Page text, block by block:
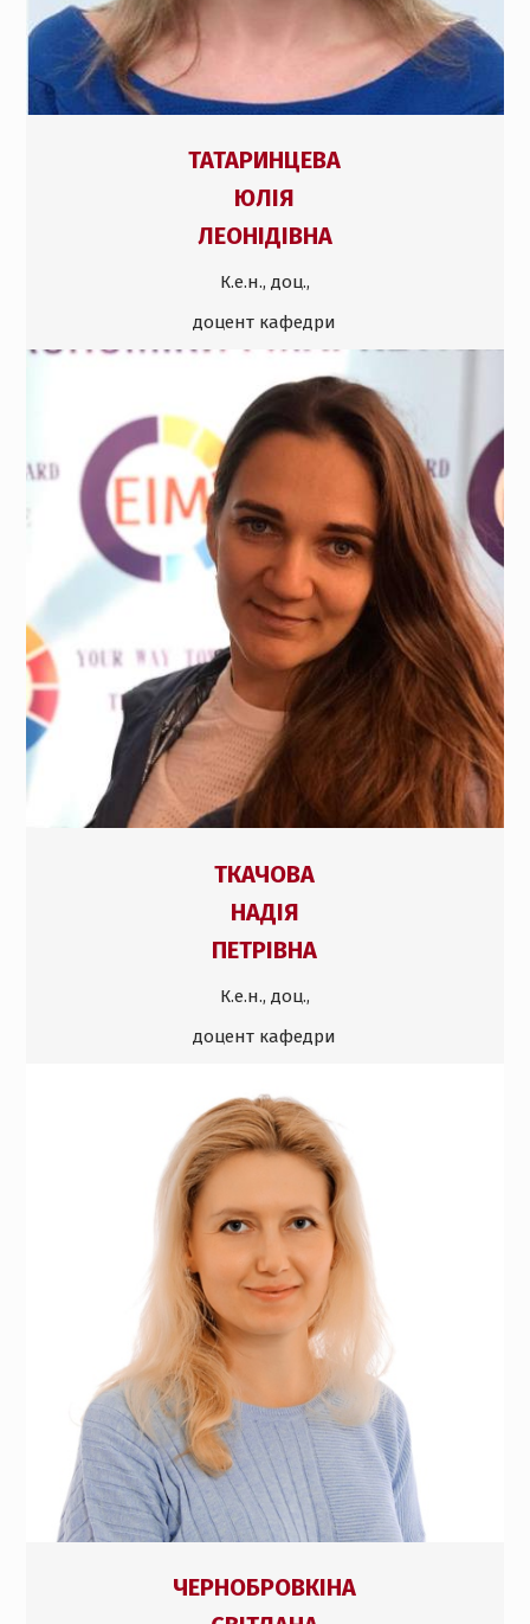
ТАТАРИНЦЕВА
ЮЛІЯ
ЛЕОНІДІВНА
К.е.н., доц.,
доцент кафедри
ТКАЧОВА
НАДІЯ
ПЕТРІВНА
К.е.н., доц.,
доцент кафедри
ЧЕРНОБРОВКІНА